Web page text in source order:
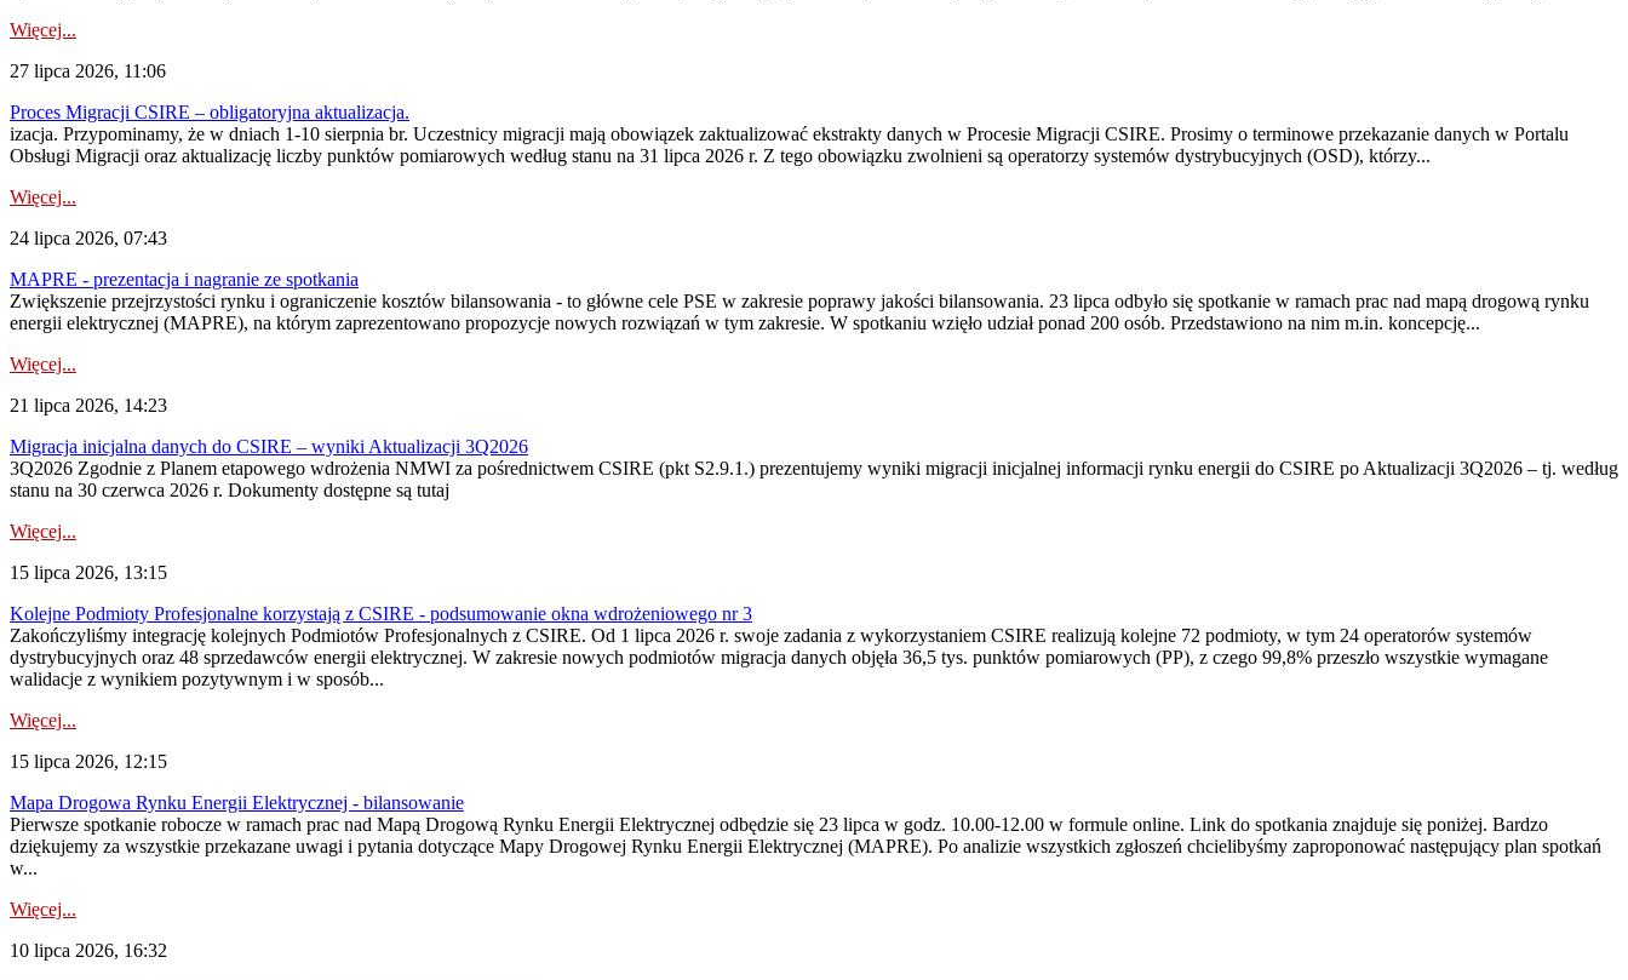
Więcej...
27 lipca 2026, 11:06
Proces Migracji CSIRE – obligatoryjna aktualizacja.
izacja. Przypominamy, że w dniach 1-10 sierpnia br. Uczestnicy migracji mają obowiązek zaktualizować ekstrakty danych w Procesie Migracji CSIRE. Prosimy o terminowe przekazanie danych w Portalu
Obsługi Migracji oraz aktualizację liczby punktów pomiarowych według stanu na 31 lipca 2026 r. Z tego obowiązku zwolnieni są operatorzy systemów dystrybucyjnych (OSD), którzy...
Więcej...
24 lipca 2026, 07:43
MAPRE - prezentacja i nagranie ze spotkania
Zwiększenie przejrzystości rynku i ograniczenie kosztów bilansowania - to główne cele PSE w zakresie poprawy jakości bilansowania. 23 lipca odbyło się spotkanie w ramach prac nad mapą drogową rynku
energii elektrycznej (MAPRE), na którym zaprezentowano propozycje nowych rozwiązań w tym zakresie. W spotkaniu wzięło udział ponad 200 osób. Przedstawiono na nim m.in. koncepcję...
Więcej...
21 lipca 2026, 14:23
Migracja inicjalna danych do CSIRE – wyniki Aktualizacji 3Q2026
3Q2026 Zgodnie z Planem etapowego wdrożenia NMWI za pośrednictwem CSIRE (pkt S2.9.1.) prezentujemy wyniki migracji inicjalnej informacji rynku energii do CSIRE po Aktualizacji 3Q2026 – tj. według
stanu na 30 czerwca 2026 r. Dokumenty dostępne są tutaj
Więcej...
15 lipca 2026, 13:15
Kolejne Podmioty Profesjonalne korzystają z CSIRE - podsumowanie okna wdrożeniowego nr 3
Zakończyliśmy integrację kolejnych Podmiotów Profesjonalnych z CSIRE. Od 1 lipca 2026 r. swoje zadania z wykorzystaniem CSIRE realizują kolejne 72 podmioty, w tym 24 operatorów systemów
dystrybucyjnych oraz 48 sprzedawców energii elektrycznej. W zakresie nowych podmiotów migracja danych objęła 36,5 tys. punktów pomiarowych (PP), z czego 99,8% przeszło wszystkie wymagane
walidacje z wynikiem pozytywnym i w sposób...
Więcej...
15 lipca 2026, 12:15
Mapa Drogowa Rynku Energii Elektrycznej - bilansowanie
Pierwsze spotkanie robocze w ramach prac nad Mapą Drogową Rynku Energii Elektrycznej odbędzie się 23 lipca w godz. 10.00-12.00 w formule online. Link do spotkania znajduje się poniżej. Bardzo
dziękujemy za wszystkie przekazane uwagi i pytania dotyczące Mapy Drogowej Rynku Energii Elektrycznej (MAPRE). Po analizie wszystkich zgłoszeń chcielibyśmy zaproponować następujący plan spotkań
w...
Więcej...
10 lipca 2026, 16:32